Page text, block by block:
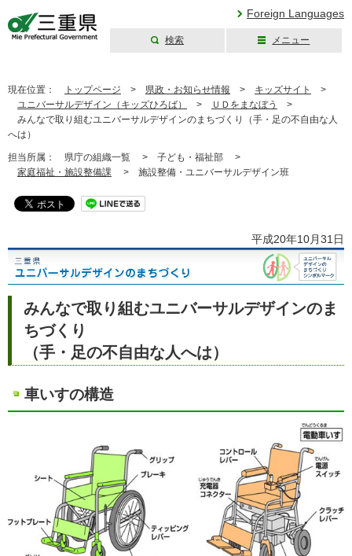
Foreign Languages
検索 メニュー
現在位置： トップページ > 県政・お知らせ情報 > キッズサイト
>
ユニバーサルデザイン（キッズひろば）
> ＵＤをまなぼう
>
みんなで取り組むユニバーサルデザインのまちづくり（手・足の不自由な人
へは）
担当所属： 県庁の組織一覧 > 子ども・福祉部 >
家庭福祉・施設整備課 > 施設整備・ユニバーサルデザイン班
平成20年10月31日
みんなで取り組むユニバーサルデザインのま
ちづくり
（手・足の不自由な人へは）
車いすの構造